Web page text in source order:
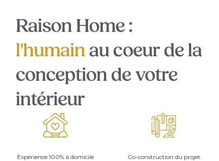
Raison Home :
l'humain au coeur de la
conception de votre
intérieur
Expérience 100% à domicile Co-construction du projet